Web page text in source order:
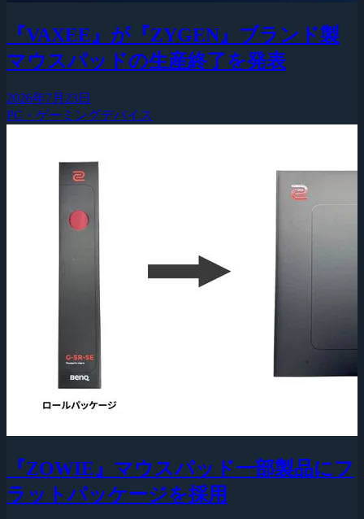
『VAXEE』が『ZYGEN』ブランド製
マウスパッドの生産終了を発表
2026年7月23日
PC・ゲーミングデバイス
『ZOWIE』マウスパッド一部製品にフ
ラットパッケージを採用